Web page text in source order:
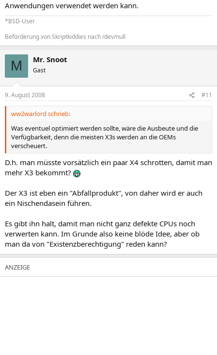
Anwendungen verwendet werden kann.
*BSD-User
Beförderung von Skriptkiddies nach /dev/null
M Mr. Snoot
Gast
9. August 2008 #11
ww2warlord schrieb:
Was eventuel optimiert werden sollte, wäre die Ausbeute und die
Verfügbarkeit, denn die meisten X3s werden an die OEMs
verscheuert.
D.h. man müsste vorsätzlich ein paar X4 schrotten, damit man
mehr X3 bekommt?
Der X3 ist eben ein "Abfallprodukt", von daher wird er auch
ein Nischendasein führen.
Es gibt ihn halt, damit man nicht ganz defekte CPUs noch
verwerten kann. Im Grunde also keine blöde Idee, aber ob
man da von "Existenzberechtigung" reden kann?